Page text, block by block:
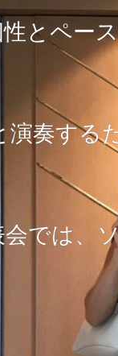
とペー
演奏する
では、